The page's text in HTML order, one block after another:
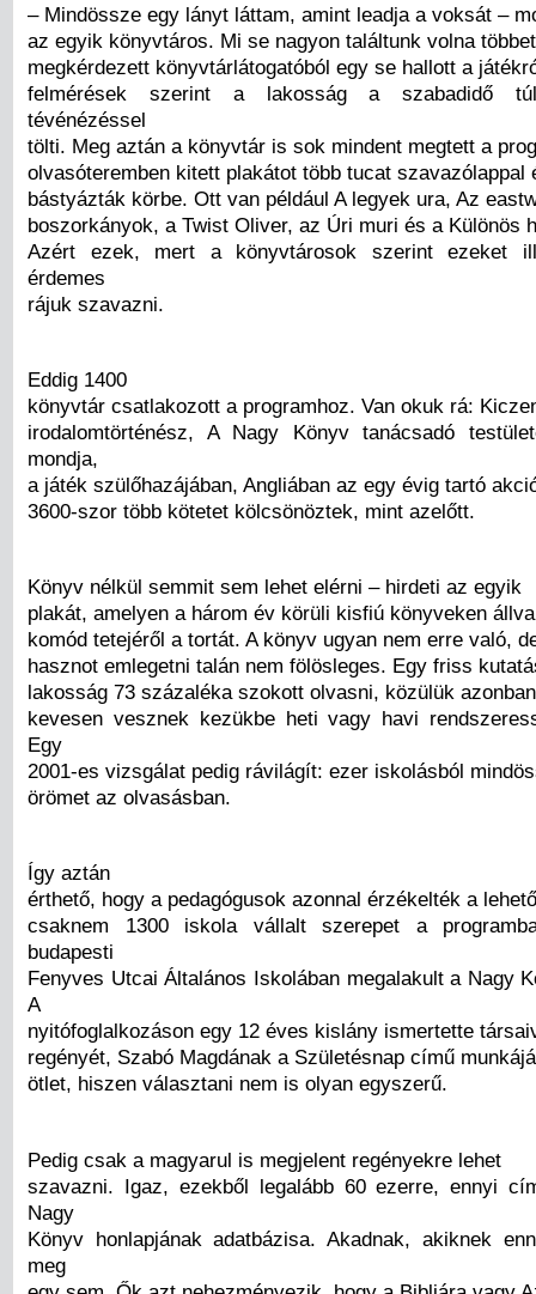
– Mindössze egy lányt láttam, amint leadja a voksát –
az egyik könyvtáros. Mi se nagyon találtunk volna
megkérdezett könyvtárlátogatóból egy se hallott a
felmérések szerint a lakosság a szabadidő
tévénézéssel
tölti. Meg aztán a könyvtár is sok mindent megtett a
olvasóteremben kitett plakátot több tucat szavazólappal
bástyázták körbe. Ott van például A legyek ura, Az
boszorkányok, a Twist Oliver, az Úri muri és a Különös
Azért ezek, mert a könyvtárosok szerint ezeket
érdemes
rájuk szavazni.
Eddig 1400
könyvtár csatlakozott a programhoz. Van okuk rá:
irodalomtörténész, A Nagy Könyv tanácsadó
mondja,
a játék szülőhazájában, Angliában az egy évig tartó
3600-szor több kötetet kölcsönöztek, mint azelőtt.
Könyv nélkül semmit sem lehet elérni – hirdeti az egyik
plakát, amelyen a három év körüli kisfiú könyveken
komód tetejéről a tortát. A könyv ugyan nem erre való,
hasznot emlegetni talán nem fölösleges. Egy friss
lakosság 73 százaléka szokott olvasni, közülük
kevesen vesznek kezükbe heti vagy havi
Egy
2001-es vizsgálat pedig rávilágít: ezer iskolásból
örömet az olvasásban.
Így aztán
érthető, hogy a pedagógusok azonnal érzékelték a
csaknem 1300 iskola vállalt szerepet a
budapesti
Fenyves Utcai Általános Iskolában megalakult a Nagy
A
nyitófoglalkozáson egy 12 éves kislány ismertette
regényét, Szabó Magdának a Születésnap című
ötlet, hiszen választani nem is olyan egyszerű.
Pedig csak a magyarul is megjelent regényekre lehet
szavazni. Igaz, ezekből legalább 60 ezerre, ennyi
Nagy
Könyv honlapjának adatbázisa. Akadnak, akiknek
meg